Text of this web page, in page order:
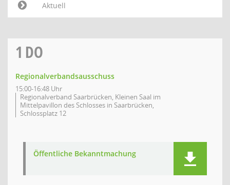
Aktuell
1 DO
Regionalverbandsausschuss
15:00-16:48 Uhr
Regionalverband Saarbrücken, Kleinen Saal im
Mittelpavillon des Schlosses in Saarbrücken,
Schlossplatz 12
Öffentliche Bekanntmachung